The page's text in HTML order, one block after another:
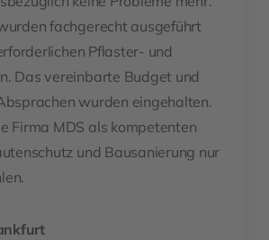
fachgerecht ausgeführt
Pflaster- und
Das vereinbarte Budget und
wurden eingehalten.
Firma MDS als kompetenten
und Bausanierung nur